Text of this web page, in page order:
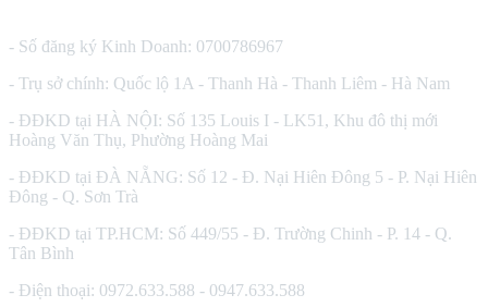
- Số đăng ký Kinh Doanh: 0700786967
- Trụ sở chính: Quốc lộ 1A - Thanh Hà - Thanh Liêm - Hà Nam
- ĐĐKD tại HÀ NỘI: Số 135 Louis I - LK51, Khu đô thị mới
Hoàng Văn Thụ, Phường Hoàng Mai
- ĐĐKD tại ĐÀ NẴNG: Số 12 - Đ. Nại Hiên Đông 5 - P. Nại Hiên
Đông - Q. Sơn Trà
- ĐĐKD tại TP.HCM: Số 449/55 - Đ. Trường Chinh - P. 14 - Q.
Tân Bình
- Điện thoại: 0972.633.588 - 0947.633.588